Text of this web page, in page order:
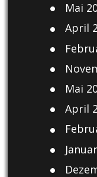
Mai
April
Mai
April